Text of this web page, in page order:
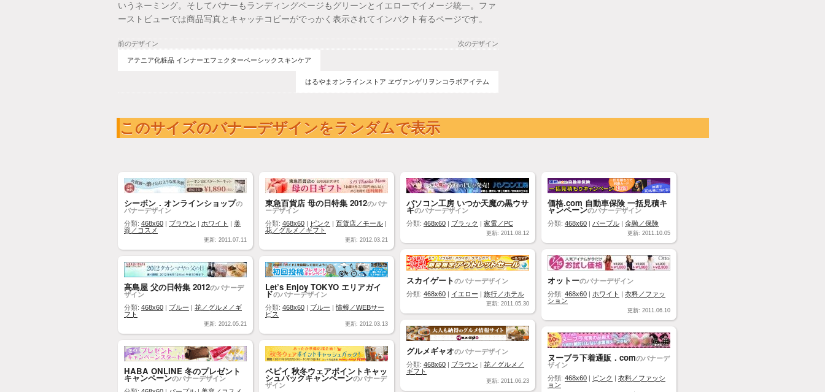
いうネーミング。そしてバナーもランディングページもグリーンとイエローでイメージ統一。ファ
ーストビューでは商品写真とキャッチコピーがでっかく表示されてインパクト有るページです。
前のデザイン 次のデザイン
アテニア化粧品 インナーエフェクターベーシックスキンケア
はるやまオンラインストア ヱヴァンゲリヲンコラボアイテム
このサイズのバナーデザインをランダムで表示
シーボン．オンラインショップの
バナーデザイン
分類: 468x60 | ブラウン | ホワイト | 美
容／コスメ
更新: 2011.07.11
東急百貨店 母の日特集 2012のバナ
ーデザイン
分類: 468x60 | ピンク | 百貨店／モール |
花／グルメ／ギフト
更新: 2012.03.21
パソコン工房 いつか天魔の黒ウサ
ギのバナーデザイン
分類: 468x60 | ブラック | 家電／PC
更新: 2011.08.12
価格.com 自動車保険 一括見積キ
ャンペーンのバナーデザイン
分類: 468x60 | パープル | 金融／保険
更新: 2011.10.05
スカイゲートのバナーデザイン
分類: 468x60 | イエロー | 旅行／ホテル
更新: 2011.05.30
オットーのバナーデザイン
分類: 468x60 | ホワイト | 衣料／ファッ
ション
更新: 2011.06.10
高島屋 父の日特集 2012のバナーデ
ザイン
分類: 468x60 | ブルー | 花／グルメ／ギ
フト
更新: 2012.05.21
Let’s Enjoy TOKYO エリアガイ
ドのバナーデザイン
分類: 468x60 | ブルー |情報／WEBサー
ビス
更新: 2012.03.13
グルメギャオのバナーデザイン
分類: 468x60 | ブラウン | 花／グルメ／
ギフト
更新: 2011.06.23
ヌーブラ下着通販．comのバナーデ
ザイン
分類: 468x60 | ピンク | 衣料／ファッシ
ョン
HABA ONLINE 冬のプレゼント
キャンペーンのバナーデザイン
ペピイ 秋冬ウェアポイントキャッ
シュバックキャンペーンのバナーデ
ザイン